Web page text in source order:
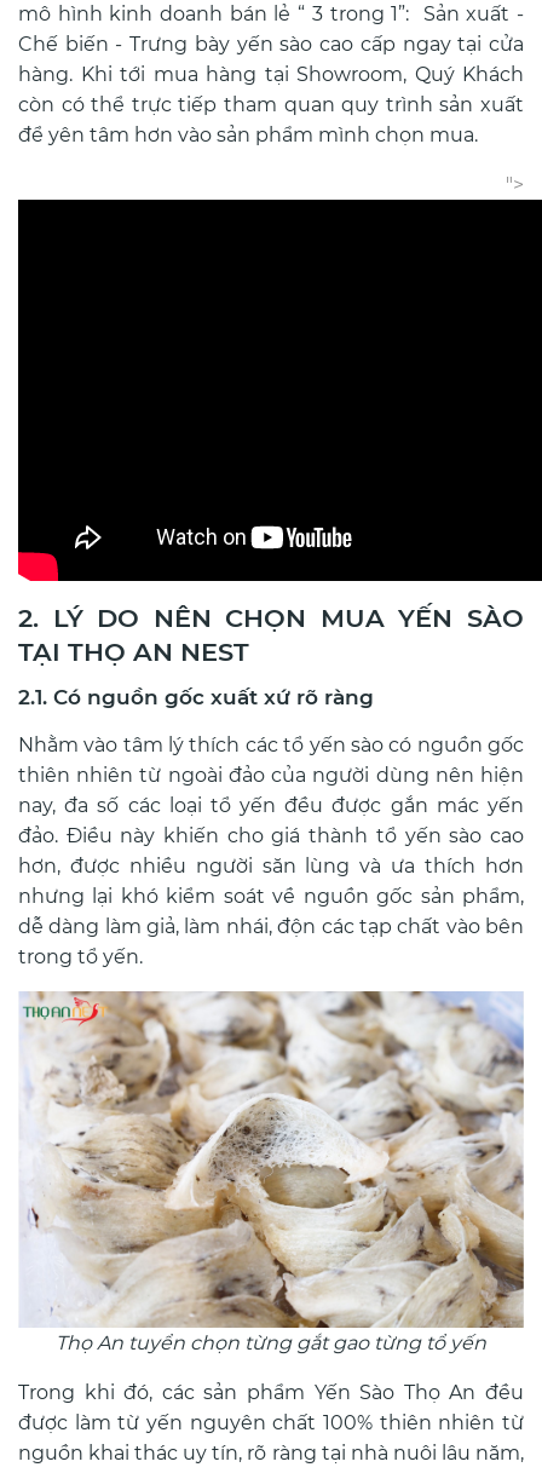
mô hình kinh doanh bán lẻ “ 3 trong 1”: Sản xuất -
Chế biến - Trưng bày yến sào cao cấp ngay tại cửa
hàng. Khi tới mua hàng tại Showroom, Quý Khách
còn có thể trực tiếp tham quan quy trình sản xuất
để yên tâm hơn vào sản phẩm mình chọn mua.
">
2. LÝ DO NÊN CHỌN MUA YẾN SÀO
TẠI THỌ AN NEST
2.1. Có nguồn gốc xuất xứ rõ ràng
Nhằm vào tâm lý thích các tổ yến sào có nguồn gốc
thiên nhiên từ ngoài đảo của người dùng nên hiện
nay, đa số các loại tổ yến đều được gắn mác yến
đảo. Điều này khiến cho giá thành tổ yến sào cao
hơn, được nhiều người săn lùng và ưa thích hơn
nhưng lại khó kiểm soát về nguồn gốc sản phẩm,
dễ dàng làm giả, làm nhái, độn các tạp chất vào bên
trong tổ yến.
Thọ An tuyển chọn từng gắt gao từng tổ yến
Trong khi đó, các sản phẩm Yến Sào Thọ An đều
được làm từ yến nguyên chất 100% thiên nhiên từ
nguồn khai thác uy tín, rõ ràng tại nhà nuôi lâu năm,